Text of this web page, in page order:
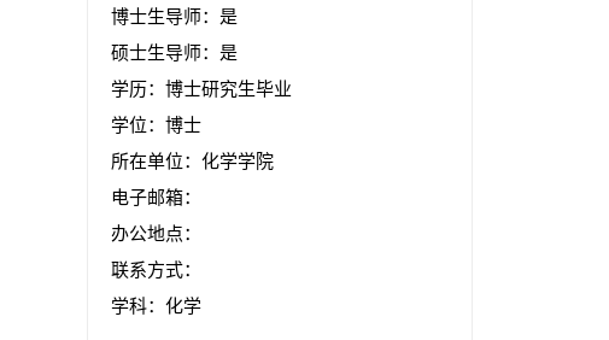
博士生导师：是
硕士生导师：是
学历：博士研究生毕业
学位：博士
所在单位：化学学院
电子邮箱：
办公地点：
联系方式：
学科：化学